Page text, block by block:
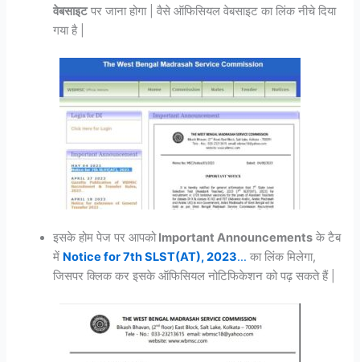
वेबसाइटपर जाना होगा | वैसे ऑफिसियल वेबसाइट का लिंक नीचे दिया
गया है |
इसके होम पेज पर आपकोImportant Announcements के टैब
में Notice for 7th SLST(AT), 2023… का लिंक मिलेगा,
जिसपर क्लिक कर इसके ऑफिसियल नोटिफिकेशन को पढ़ सकते हैं |